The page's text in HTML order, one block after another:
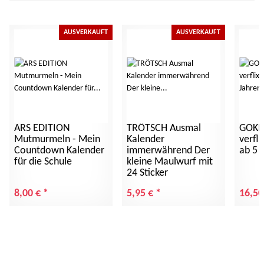
AUSVERKAUFT
ARS EDITION
Mutmurmeln - Mein
Countdown Kalender
für die Schule
8,00 € *
AUSVERKAUFT
TRÖTSCH Ausmal
Kalender
immerwährend Der
kleine Maulwurf mit
24 Sticker
5,95 € *
ab 5